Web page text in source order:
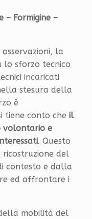
– Formigine –
la
lo sforzo tecnico
incaricati
stesura della
è
tiene conto che il
volontario e
. Questo
del
contesto e dalla
ed affrontare i
mobilità del